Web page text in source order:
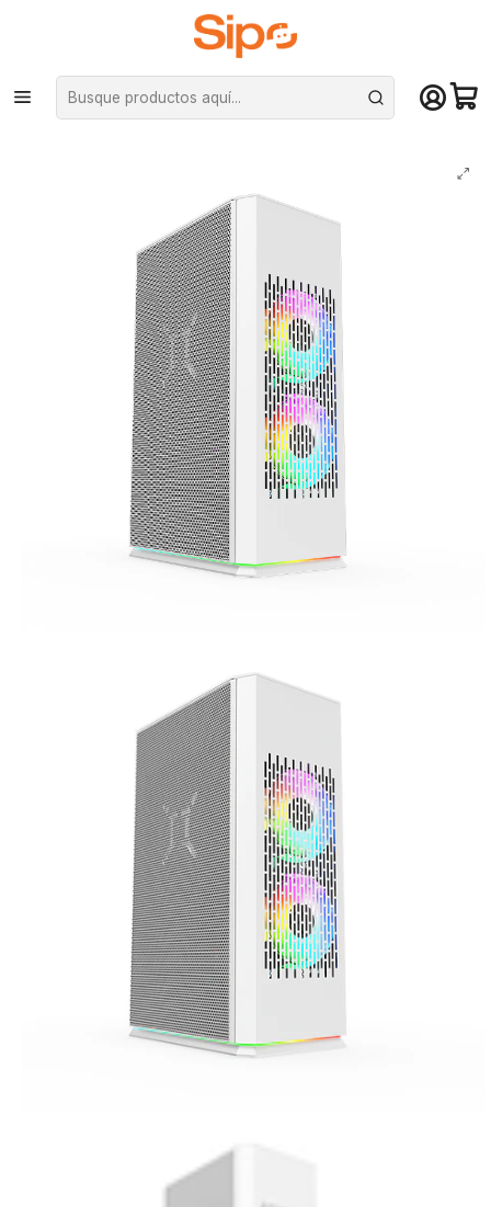
¡Compra hasta mediodía y recibe hoy! De lunes a sábado en el gran
Santiago. Envío gratis desde $29.990
Inicio Componentes PC Gabinete Mini ITX
Gabinete Kronos Ophion Mini-ITX, 1 cooler, 3.0 USB - Blanco